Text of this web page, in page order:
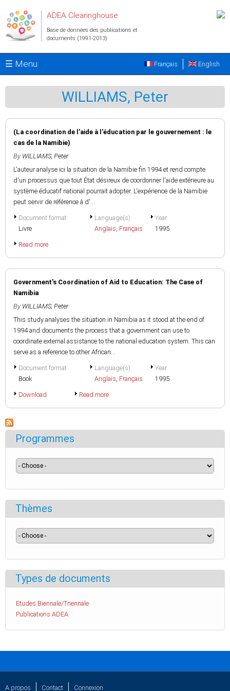
ADEA Clearinghouse
Base de données des publications et
documents (1991-2013)
☰ Menu English
Français
WILLIAMS, Peter
(La coordination de l'aide à l'éducation par le gouvernement : le
cas de la Namibie)
By WILLIAMS, Peter
L'auteur analyse ici la situation de la Namibie fin 1994 et rend compte
d'un processus que tout État désireux de coordonner l'aide extérieure au
système éducatif national pourrait adopter. L'expérience de la Namibie
peut servir de référence à d'...
Document format
Livre
Language(s)
Anglais, Français
Year
1995
Read more
Government's Coordination of Aid to Education: The Case of
Namibia
By WILLIAMS, Peter
This study analyses the situation in Namibia as it stood at the end of
1994 and documents the process that a government can use to
coordinate external assistance to the national education system. This can
serve as a reference to other African...
Document format
Book
Language(s)
Anglais, Français
Year
1995
Download Read more
Programmes
Thèmes
Types de documents
Etudes Biennale/Triennale
Publications ADEA
A propos Contact Connexion